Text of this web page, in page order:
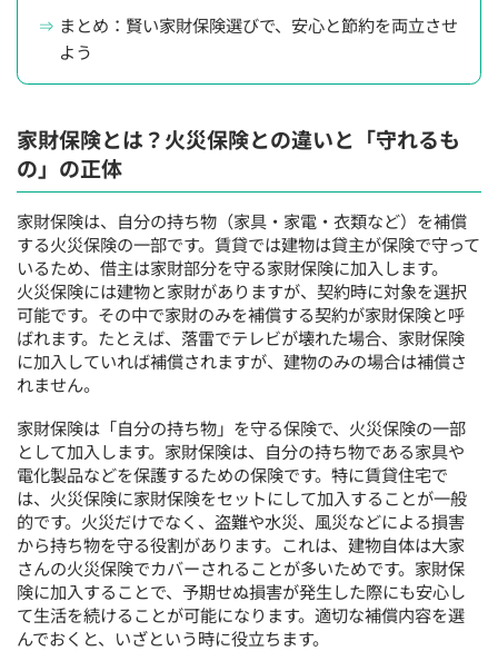
まとめ：賢い家財保険選びで、安心と節約を両立させ
よう
家財保険とは？火災保険との違いと「守れるも
の」の正体
家財保険は、自分の持ち物（家具・家電・衣類など）を補償
する火災保険の一部です。賃貸では建物は貸主が保険で守って
いるため、借主は家財部分を守る家財保険に加入します。
火災保険には建物と家財がありますが、契約時に対象を選択
可能です。その中で家財のみを補償する契約が家財保険と呼
ばれます。たとえば、落雷でテレビが壊れた場合、家財保険
に加入していれば補償されますが、建物のみの場合は補償さ
れません。
家財保険は「自分の持ち物」を守る保険で、火災保険の一部
として加入します。家財保険は、自分の持ち物である家具や
電化製品などを保護するための保険です。特に賃貸住宅で
は、火災保険に家財保険をセットにして加入することが一般
的です。火災だけでなく、盗難や水災、風災などによる損害
から持ち物を守る役割があります。これは、建物自体は大家
さんの火災保険でカバーされることが多いためです。家財保
険に加入することで、予期せぬ損害が発生した際にも安心し
て生活を続けることが可能になります。適切な補償内容を選
んでおくと、いざという時に役立ちます。